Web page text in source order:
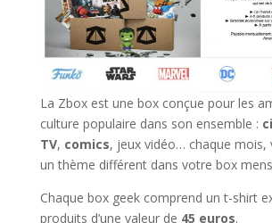
La Zbox est une box conçue pour les
culture populaire dans son ensemble :
TV, comics, jeux vidéo… chaque mois,
un thème différent dans votre box
Chaque box geek comprend un t-shirt
produits d’une valeur de 45 euros.